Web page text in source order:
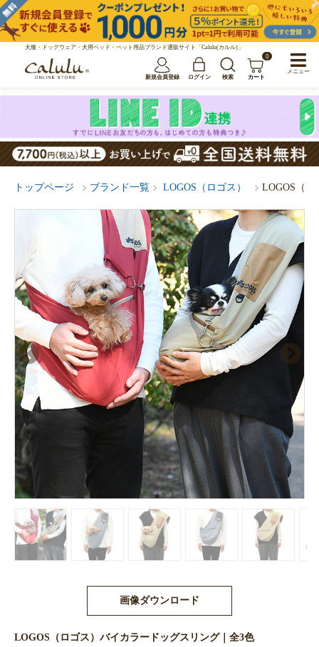
犬服・ドッグウェア・犬用ベッド・ペット用品ブランド通販サイト「Calulu(カルル)」
新規会員登録 ログイン 検索
0
カート
トップページ ブランド一覧 LOGOS（ロゴス） LOGOS（
画像ダウンロード
LOGOS（ロゴス）バイカラードッグスリング｜全3色
メニュー